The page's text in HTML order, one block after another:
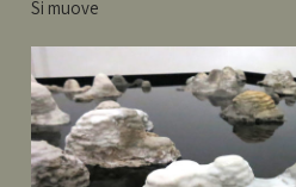
Si muove